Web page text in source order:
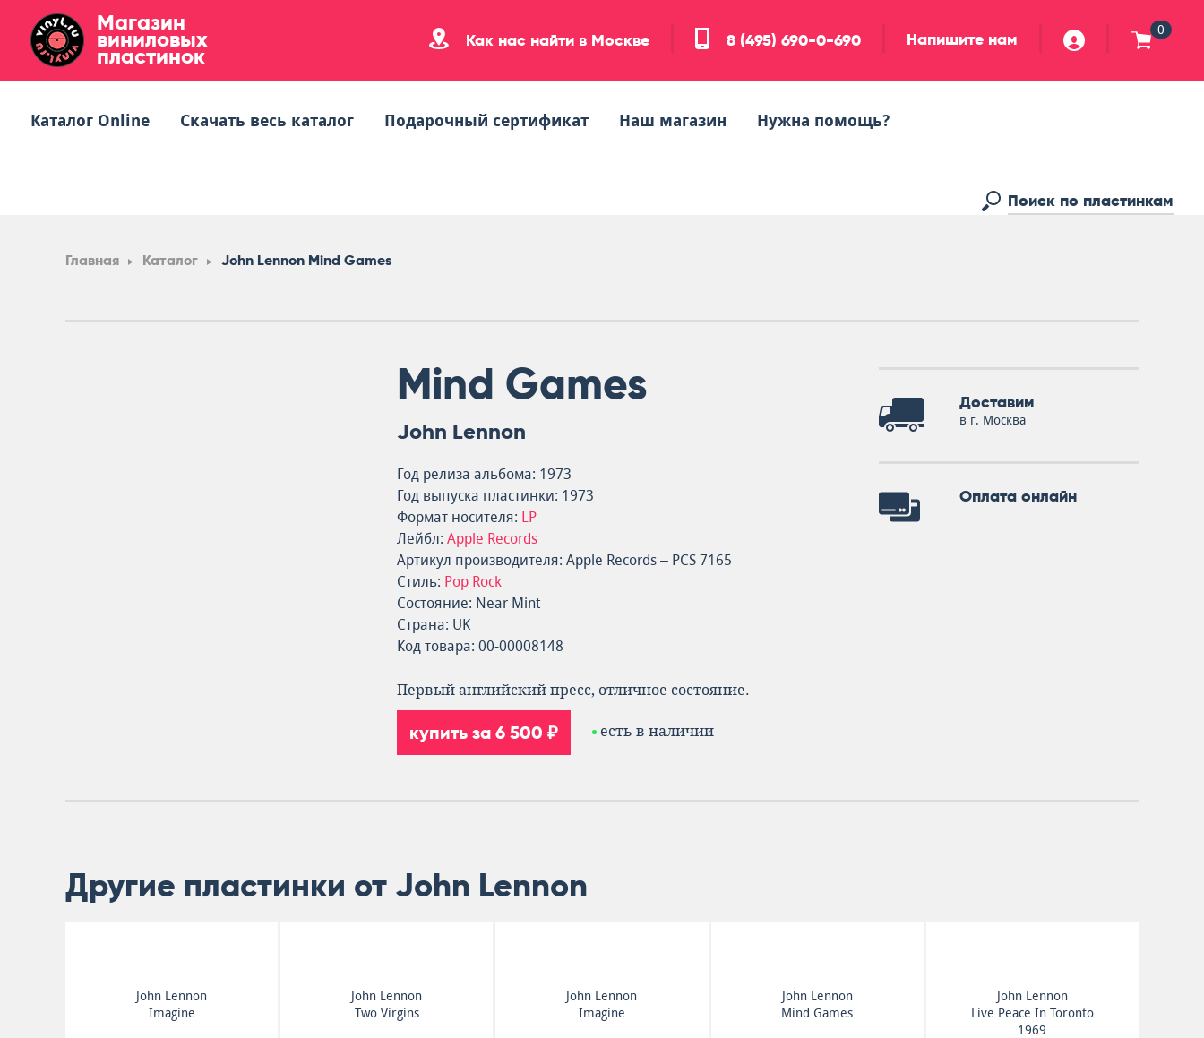
Магазин
виниловых
пластинок
Как нас найти в Москве 8 (495) 690-0-690 Напишите нам 0
Каталог Online Скачать весь каталог Подарочный сертификат Наш магазин Нужна помощь?
Главная Каталог John Lennon Mind Games
Mind Games
John Lennon
Год релиза альбома: 1973
Год выпуска пластинки: 1973
Формат носителя: LP
Лейбл: Apple Records
Артикул производителя: Apple Records – PCS 7165
Стиль: Pop Rock
Состояние: Near Mint
Страна: UK
Код товара: 00-00008148
Первый английский пресс, отличное состояние.
купить за 6 500 ₽ есть в наличии
Доставим
в г. Москва
Оплата онлайн
Другие пластинки от John Lennon
John Lennon
Imagine
John Lennon
Two Virgins
John Lennon
Imagine
John Lennon
Mind Games
John Lennon
Live Peace In Toronto
1969